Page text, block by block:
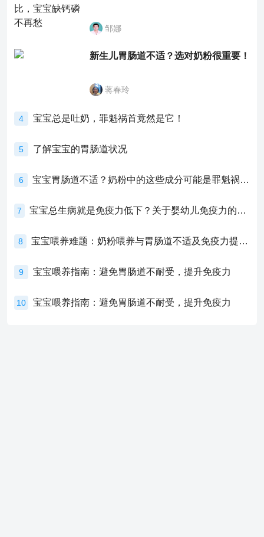
邹娜
新生儿胃肠道不适？选对奶粉很重要！
蒋春玲
4 宝宝总是吐奶，罪魁祸首竟然是它！
5 了解宝宝的胃肠道状况
6 宝宝胃肠道不适？奶粉中的这些成分可能是罪魁祸首！
7 宝宝总生病就是免疫力低下？关于婴幼儿免疫力的真相，家长必须了解！
8 宝宝喂养难题：奶粉喂养与胃肠道不适及免疫力提升的奥秘
9 宝宝喂养指南：避免胃肠道不耐受，提升免疫力
10 宝宝喂养指南：避免胃肠道不耐受，提升免疫力